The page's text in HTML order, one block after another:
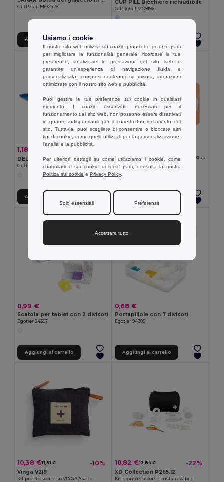
GiftRetail MO2426
Aggiungi al carrello
CUP PILL Bicchiere richiudibile
GiftRetail MO9196
1,18 €
DELLEA 10 salviette umidificate
GiftRetail MO3863
Aggiungi al carrello
OUCH Set di 15 pezzi di bende adesive
GiftRetail MO2447
0,99 €
Scatola per tablet con 2 divisori
Egotier 94307
Aggiungi al carrello
0,68 €
Portapillole con 7 divisori
Egotier 94305
Aggiungi al carrello
10,38 €11,51 € -10%
Vinga V219
Kit pronto soccorso VINGA Asado
10,82 €13,84 € -22%
XD Collection P265.12
Kit pronto soccorso postalizzabile
Usiamo i cookie
Il nostro sito web utilizza sia cookie propri che di terze parti
per migliorare la funzionalità generale, ricordare le tue
preferenze, analizzare le prestazioni del sito web e
garantire un'esperienza di navigazione fluida e
personalizzata, compresi contenuti su misura, interazioni
ottimizzate con il nostro sito web e pubblicità.
Puoi gestire le tue preferenze sui cookie in qualsiasi
momento. I cookie essenziali, necessari per il
funzionamento del sito web, non possono essere disattivati
in quanto indispensabili per il corretto funzionamento del
sito. Tuttavia, puoi scegliere di consentire o bloccare altri
tipi di cookie, come quelli utilizzati per la personalizzazione,
l'analisi e la pubblicità.
Per ulteriori dettagli su come utilizziamo i cookie, come
controllarli e sui cookie di terze parti, consulta la nostra
Politica sui cookie e Privacy Policy.
Solo essenziali Preferenze
Accettare tutto